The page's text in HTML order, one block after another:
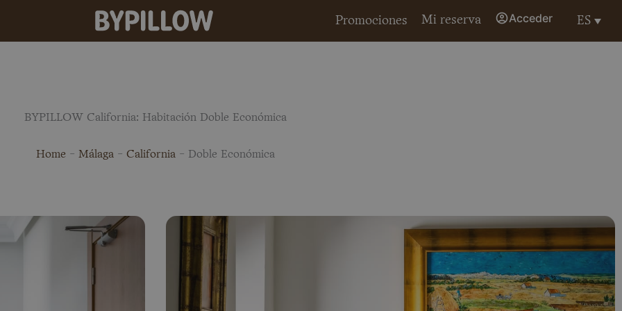
Promociones Mi reserva Acceder ES
BYPILLOW California: Habitación Doble Económica
Home - Málaga - California - Doble Económica